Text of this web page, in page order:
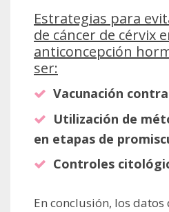
Estrategias para
de cáncer de cérvix
anticoncepción
ser:
Vacunación contra
Utilización de
en etapas de
Controles
En conclusión, los